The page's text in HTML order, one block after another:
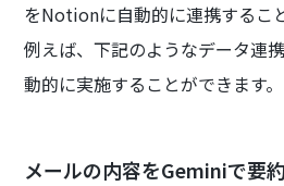
をNotionに自動的に連携するこ
例えば、下記のようなデータ連
動的に実施することができます。
メールの内容をGeminiで要